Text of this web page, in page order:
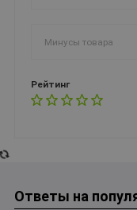
Рейтинг
Ответы на